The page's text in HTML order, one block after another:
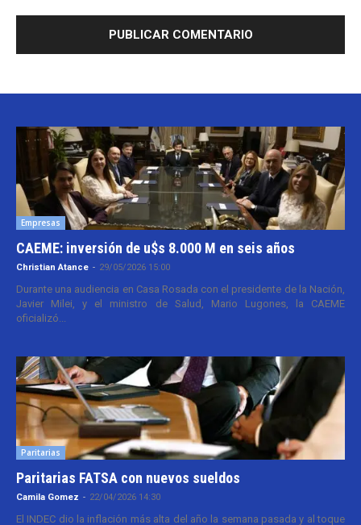
Empresas
CAEME: inversión de u$s 8.000 M en seis años
Christian Atance - 29/05/2026 15:00
Durante una audiencia en Casa Rosada con el presidente de la Nación,
Javier Milei, y el ministro de Salud, Mario Lugones, la CAEME
oficializó...
Paritarias
Paritarias FATSA con nuevos sueldos
Camila Gomez - 22/04/2026 14:30
El INDEC dio la inflación más alta del año la semana pasada y al toque